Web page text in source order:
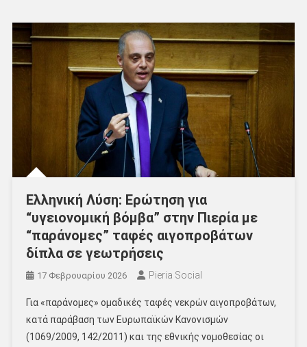
Ελληνική Λύση: Ερώτηση για
“υγειονομική βόμβα” στην Πιερία με
“παράνομες” ταφές αιγοπροβάτων
δίπλα σε γεωτρήσεις
17 Φεβρουαρίου 2026 Pieria Social
Για «παράνομες» ομαδικές ταφές νεκρών αιγοπροβάτων,
κατά παράβαση των Ευρωπαϊκών Κανονισμών
(1069/2009, 142/2011) και της εθνικής νομοθεσίας οι